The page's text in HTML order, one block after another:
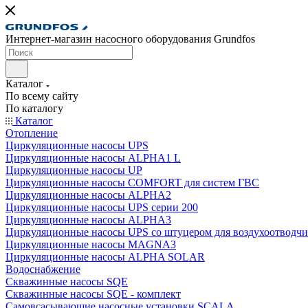
Интернет-магазин насосного оборудования Grundfos
Каталог
По всему сайту
По каталогу
Каталог
Отопление
Циркуляционные насосы UPS
Циркуляционные насосы ALPHA1 L
Циркуляционные насосы UP
Циркуляционные насосы COMFORT для систем ГВС
Циркуляционные насосы ALPHA2
Циркуляционные насосы UPS серии 200
Циркуляционные насосы ALPHA3
Циркуляционные насосы UPS со штуцером для
Циркуляционные насосы MAGNA3
Циркуляционные насосы ALPHA SOLAR
Водоснабжение
Скважинные насосы SQE
Скважинные насосы SQE - комплект